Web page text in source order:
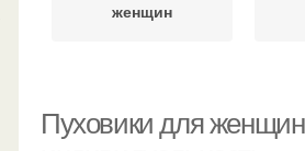
женщин
Пуховики для женщин